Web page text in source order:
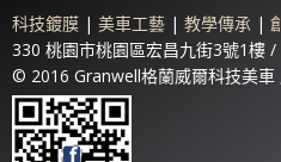
科技鍍膜 | 美車工藝 | 教學傳承 |
330 桃園市桃園區宏昌九街3號1樓
© 2016 Granwell格蘭威爾科技美車